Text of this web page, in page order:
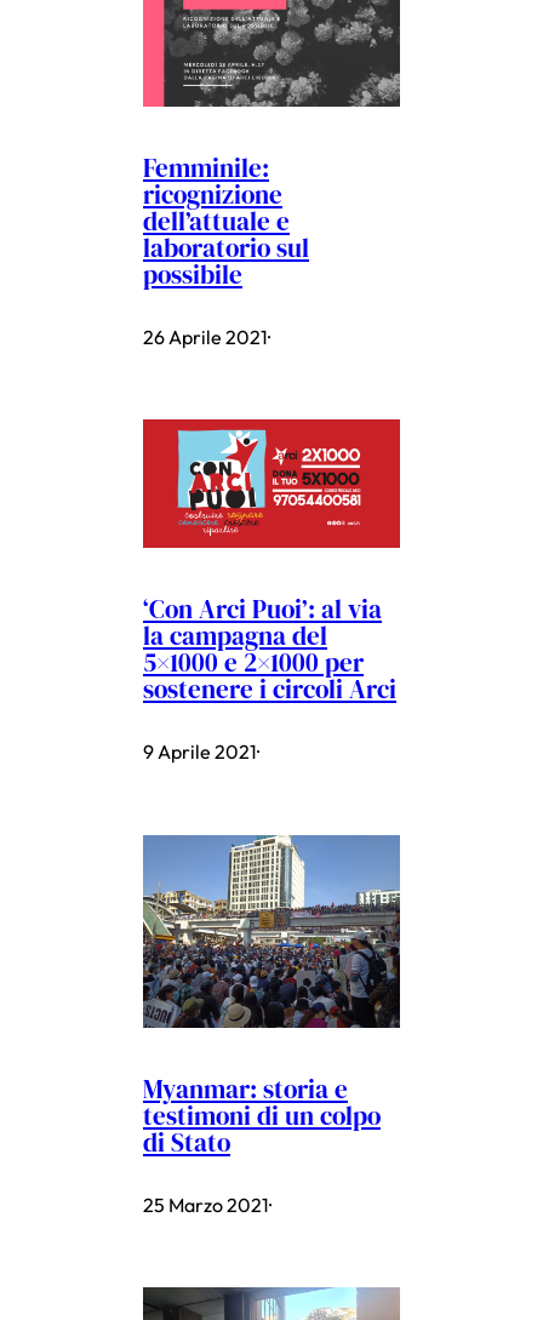
Femminile:
ricognizione
dell’attuale e
laboratorio sul
possibile
26 Aprile 2021·
‘Con Arci Puoi’: al via
la campagna del
5×1000 e 2×1000 per
sostenere i circoli Arci
9 Aprile 2021·
Myanmar: storia e
testimoni di un colpo
di Stato
25 Marzo 2021·